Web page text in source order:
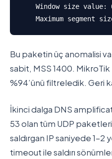
Window size value:
Maximum segment
Bu paketin üç anomalisi
sabit, MSS 1400.
%94’ünü filtreledik. Geri
İkinci dalga DNS
53 olan tüm UDP
saldırgan IP saniyede 1-2
timeout ile saldırı